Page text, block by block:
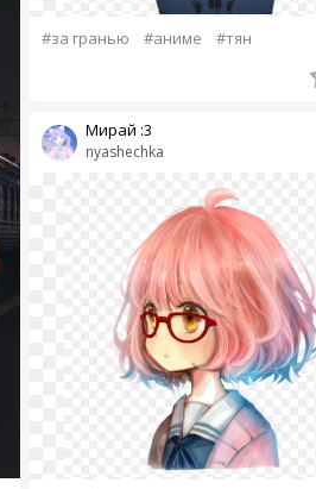
#за гранью #аниме #тян
nyashechka
Мирай :3